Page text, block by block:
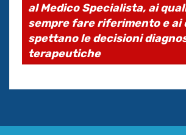
al Medico Specialista, ai
sempre fare riferimento e ai
spettano le decisioni
terapeutiche